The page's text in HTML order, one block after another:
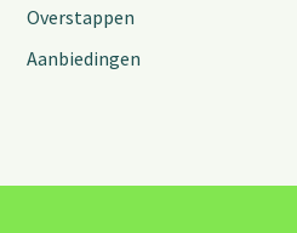
Overstappen
Aanbiedingen